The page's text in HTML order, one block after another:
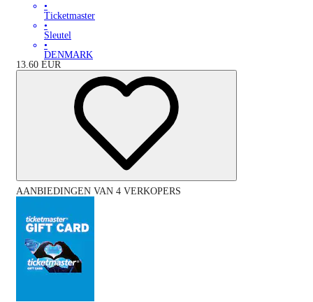
•
Ticketmaster
•
Sleutel
•
DENMARK
13.60 EUR
AANBIEDINGEN VAN 4 VERKOPERS